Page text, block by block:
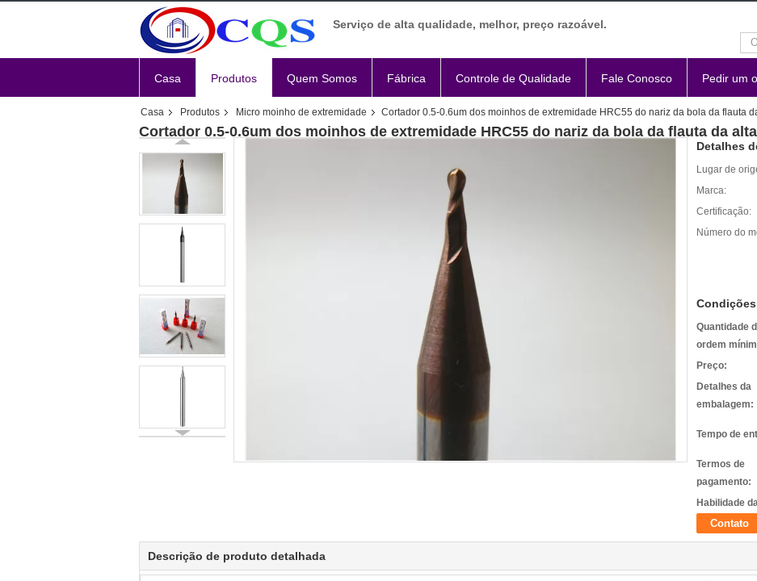
Serviço de alta qualidade, melhor, preço razoável.
Casa Produtos Quem Somos Fábrica Controle de Qualidade Fale Conosco Pedir um
Casa Produtos Micro moinho de extremidade Cortador 0.5-0.6um dos moinhos de extremidade HRC55 do nariz da bola da flauta
Cortador 0.5-0.6um dos moinhos de extremidade HRC55 do nariz da bola da flauta da
Detalhes
Lugar de
Marca:
Certificação:
Número do
Quantidade
ordem
Preço:
Detalhes da
embalagem:
Tempo de
Termos de
pagamento:
Habilidade
Contato
Descrição de produto detalhada